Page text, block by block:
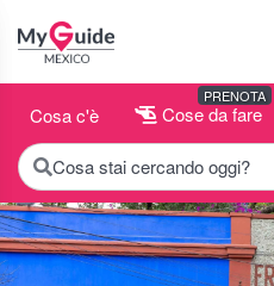
Cosa c'è Cose da fare
PRENOTA
Cosa stai cercando oggi?